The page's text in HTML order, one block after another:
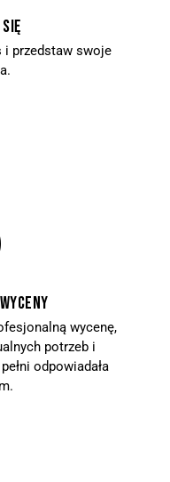
i przedstaw swoje
wycenę,
potrzeb i
odpowiadała